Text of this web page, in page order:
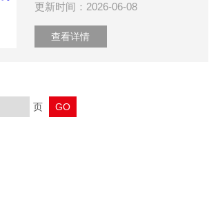
更新时间：2026-06-08
查看详情
页